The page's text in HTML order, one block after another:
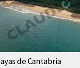
de Cantabria